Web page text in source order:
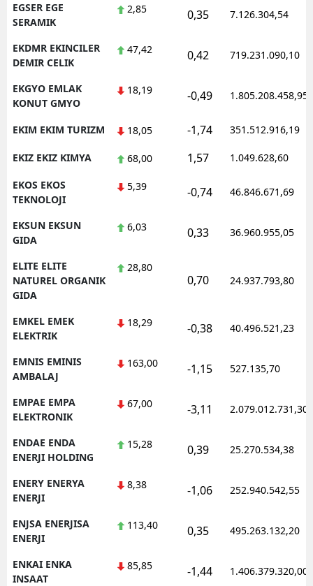
EGSER EGE
SERAMIK
2,85 0,35 7.126.304,54
EKDMR EKINCILER
DEMIR CELIK
47,42 0,42 719.231.090,10
EKGYO EMLAK
KONUT GMYO
18,19 -0,49 1.805.208.458,95
EKIM EKIM TURIZM 18,05 -1,74 351.512.916,19
EKIZ EKIZ KIMYA 68,00 1,57 1.049.628,60
EKOS EKOS
TEKNOLOJI
5,39 -0,74 46.846.671,69
EKSUN EKSUN
GIDA
6,03 0,33 36.960.955,05
ELITE ELITE
NATUREL ORGANIK
GIDA
28,80
0,70 24.937.793,80
EMKEL EMEK
ELEKTRIK
18,29 -0,38 40.496.521,23
EMNIS EMINIS
AMBALAJ
163,00 -1,15 527.135,70
EMPAE EMPA
ELEKTRONIK
67,00 -3,11 2.079.012.731,30
ENDAE ENDA
ENERJI HOLDING
15,28 0,39 25.270.534,38
ENERY ENERYA
ENERJI
8,38 -1,06 252.940.542,55
ENJSA ENERJISA
ENERJI
113,40 0,35 495.263.132,20
ENKAI ENKA
INSAAT
85,85 -1,44 1.406.379.320,00